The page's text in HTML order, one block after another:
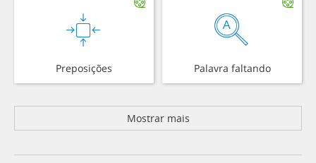
Preposições Palavra faltando
Mostrar mais